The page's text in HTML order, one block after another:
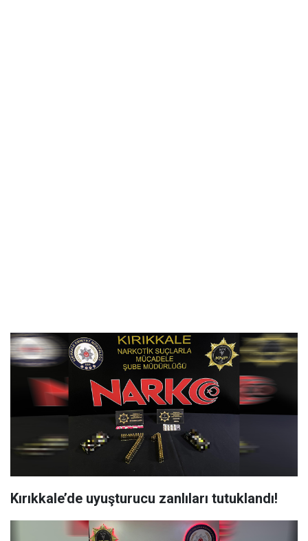
Kırıkkale’de uyuşturucu zanlıları tutuklandı!